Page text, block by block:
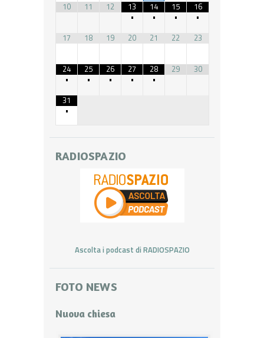
10 11 12
13
•
14
•
15
•
16
•
17
18 19 20 21 22 23
24
•
25
•
26
•
27
•
28
•
29 30
31
•
RADIOSPAZIO
Ascolta i podcast di RADIOSPAZIO
FOTO NEWS
Nuova chiesa